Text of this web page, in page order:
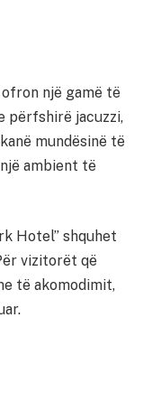
një gamë të
përfshirë jacuzzi,
mundësinë të
ambient të
Hotel” shquhet
vizitorët që
të akomodimit,